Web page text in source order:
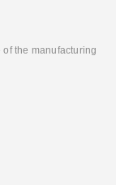
the manufacturing